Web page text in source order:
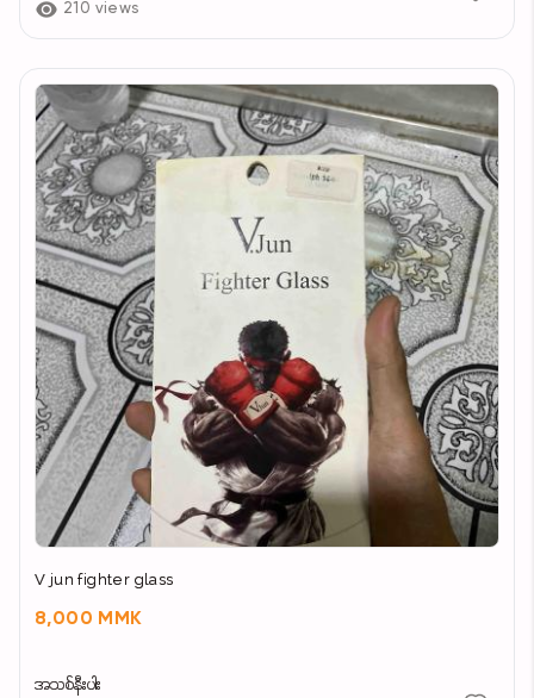
210 views
V jun fighter glass
8,000 MMK
အသစ်နီးပါး